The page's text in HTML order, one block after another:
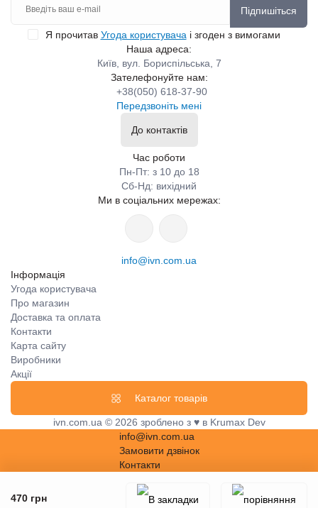
470 грн
Підпишіться
Я прочитав Угода користувача і згоден з вимогами
Наша адреса:
Київ, вул. Бориспільська, 7
Зателефонуйте нам:
+38(050) 618-37-90
Передзвоніть мені
До контактів
Час роботи
Пн-Пт: з 10 до 18
Сб-Нд: вихідний
Ми в соціальних мережах:
info@ivn.com.ua
Інформація
Угода користувача
Про магазин
Доставка та оплата
Контакти
Карта сайту
Виробники
Акції
Каталог товарів
ivn.com.ua © 2026 зроблено з ♥ в Krumax Dev
info@ivn.com.ua
Замовити дзвінок
Контакти